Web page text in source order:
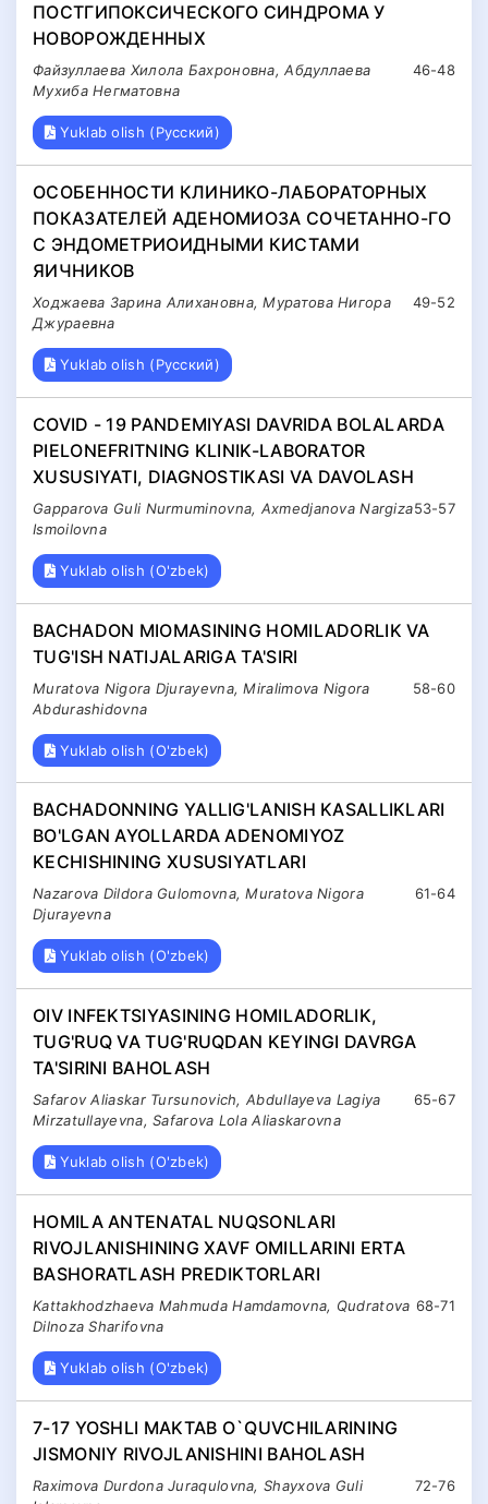
ПОСТГИПОКСИЧЕСКОГО СИНДРОМА У
НОВОРОЖДЕННЫХ
46-48
Файзуллаева Хилола Бахроновна, Абдуллаева
Мухиба Негматовна
Yuklab olish (Русский)
ОСОБЕННОСТИ КЛИНИКО-ЛАБОРАТОРНЫХ
ПОКАЗАТЕЛЕЙ АДЕНОМИОЗА СОЧЕТАННО-ГО
С ЭНДОМЕТРИОИДНЫМИ КИСТАМИ
ЯИЧНИКОВ
49-52
Ходжаева Зарина Алихановна, Муратова Нигора
Джураевна
Yuklab olish (Русский)
COVID - 19 PANDEMIYASI DAVRIDA BOLALARDA
PIELONEFRITNING KLINIK-LABORATOR
XUSUSIYATI, DIAGNOSTIKASI VA DAVOLASH
53-57
Gapparova Guli Nurmuminovna, Axmedjanova Nargiza
Ismoilovna
Yuklab olish (O'zbek)
BACHADON MIOMASINING HOMILADORLIK VA
TUG'ISH NATIJALARIGA TA'SIRI
58-60
Muratova Nigora Djurayevna, Miralimova Nigora
Abdurashidovna
Yuklab olish (O'zbek)
BACHADONNING YALLIG'LANISH KASALLIKLARI
BO'LGAN AYOLLARDA ADENOMIYOZ
KECHISHINING XUSUSIYATLARI
61-64
Nazarova Dildora Gulomovna, Muratova Nigora
Djurayevna
Yuklab olish (O'zbek)
OIV INFEKTSIYASINING HOMILADORLIK,
TUG'RUQ VA TUG'RUQDAN KEYINGI DAVRGA
TA'SIRINI BAHOLASH
65-67
Safarov Aliaskar Tursunovich, Abdullayeva Lagiya
Mirzatullayevna, Safarova Lola Aliaskarovna
Yuklab olish (O'zbek)
HOMILA ANTENATAL NUQSONLARI
RIVOJLANISHINING XAVF OMILLARINI ERTA
BASHORATLASH PREDIKTORLARI
68-71
Kattakhodzhaeva Mahmuda Hamdamovna, Qudratova
Dilnoza Sharifovna
Yuklab olish (O'zbek)
7-17 YOSHLI MAKTAB O`QUVCHILARINING
JISMONIY RIVOJLANISHINI BAHOLASH
72-76
Raximova Durdona Juraqulovna, Shayxova Guli